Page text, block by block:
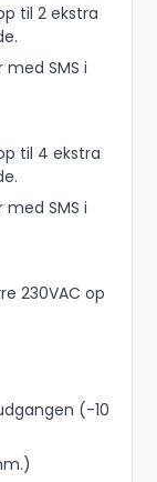
til 2 ekstra
SMS i
til 4 ekstra
SMS i
230VAC op
(-10